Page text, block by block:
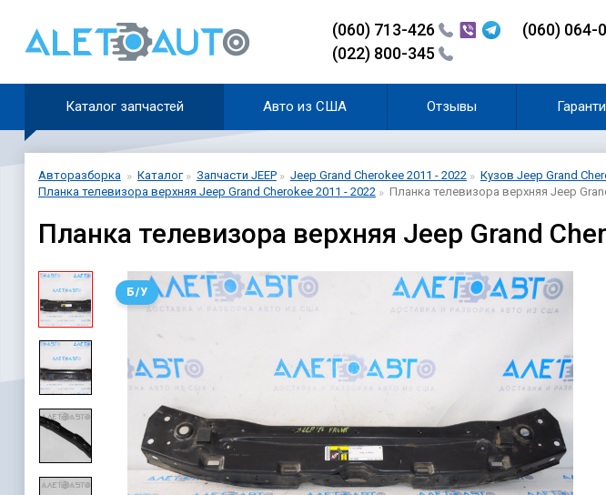
(060) 713-426 (060) 064-
(022) 800-345
Каталог запчастей Авто из США Отзывы
Авторазборка Каталог Запчасти JEEP Jeep Grand Cherokee 2011 - 2022 Кузов Jeep Grand
Планка телевизора верхняя Jeep Grand Cherokee 2011 - 2022
Планка телевизора верхняя Jeep
Планка телевизора верхняя Jeep Grand
Б/У